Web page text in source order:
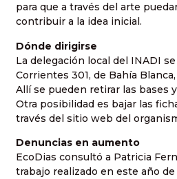
para que a través del arte
contribuir a la idea inicial.
Dónde dirigirse
La delegación local del INADI
Corrientes 301, de Bahía
Allí se pueden retirar las bases
Otra posibilidad es bajar las
través del sitio web del
Denuncias en aumento
EcoDias consultó a Patricia
trabajo realizado en este año de